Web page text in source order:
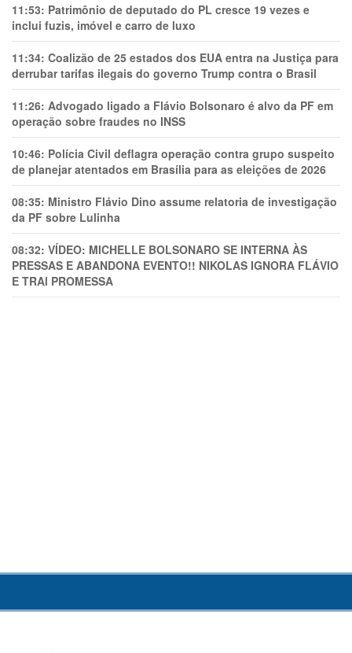
11:53: Patrimônio de deputado do PL cresce 19 vezes e
inclui fuzis, imóvel e carro de luxo
11:34: Coalizão de 25 estados dos EUA entra na Justiça para
derrubar tarifas ilegais do governo Trump contra o Brasil
11:26: Advogado ligado a Flávio Bolsonaro é alvo da PF em
operação sobre fraudes no INSS
10:46: Polícia Civil deflagra operação contra grupo suspeito
de planejar atentados em Brasília para as eleições de 2026
08:35: Ministro Flávio Dino assume relatoria de investigação
da PF sobre Lulinha
08:32: VÍDEO: MICHELLE BOLSONARO SE INTERNA ÀS
PRESSAS E ABANDONA EVENTO!! NIKOLAS IGNORA FLÁVIO
E TRAl PROMESSA